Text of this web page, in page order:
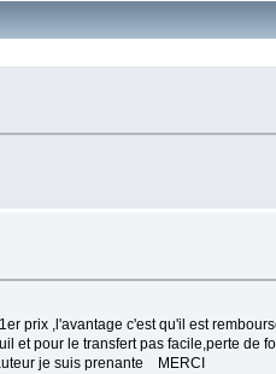
,l'avantage c'est qu'il est remboursé
et pour le transfert pas facile,perte de
je suis prenante MERCI